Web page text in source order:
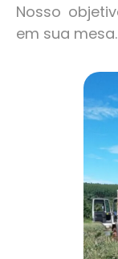
Nosso
em sua mesa.